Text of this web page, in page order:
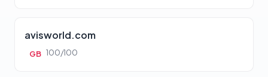
avisworld.com
GB 100/100